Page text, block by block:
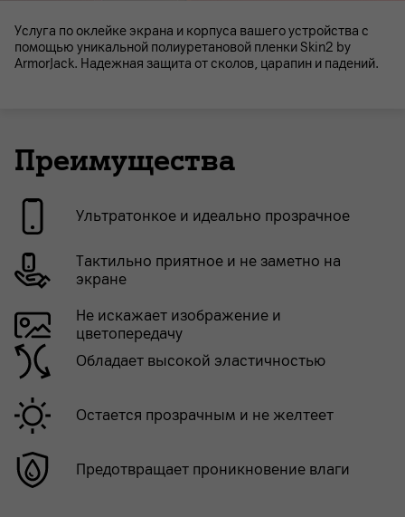
Услуга по оклейке экрана и корпуса вашего устройства с
помощью уникальной полиуретановой пленки Skin2 by
ArmorJack. Надежная защита от сколов, царапин и падений.
Преимущества
Ультратонкое и идеально прозрачное
Тактильно приятное и не заметно на
экране
Не искажает изображение и
цветопередачу
Обладает высокой эластичностью
Остается прозрачным и не желтеет
Предотвращает проникновение влаги